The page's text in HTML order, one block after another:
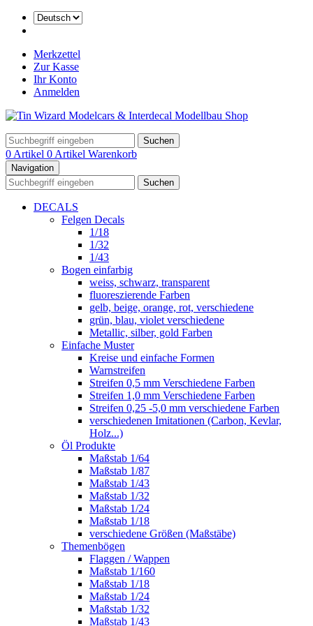
Merkzettel
Zur Kasse
Ihr Konto
Anmelden
Suchen
0 Artikel 0 Artikel Warenkorb
Navigation
Suchen
DECALS
Felgen Decals
1/18
1/32
1/43
Bogen einfarbig
weiss, schwarz, transparent
fluoreszierende Farben
gelb, beige, orange, rot, verschiedene
grün, blau, violet verschiedene
Metallic, silber, gold Farben
Einfache Muster
Kreise und einfache Formen
Warnstreifen
Streifen 0,5 mm Verschiedene Farben
Streifen 1,0 mm Verschiedene Farben
Streifen 0,25 -5,0 mm verschiedene Farben
verschiedenen Imitationen (Carbon, Kevlar,
Holz...)
Öl Produkte
Maßstab 1/64
Maßstab 1/87
Maßstab 1/43
Maßstab 1/32
Maßstab 1/24
Maßstab 1/18
verschiedene Größen (Maßstäbe)
Themenbögen
Flaggen / Wappen
Maßstab 1/160
Maßstab 1/18
Maßstab 1/24
Maßstab 1/32
Maßstab 1/43